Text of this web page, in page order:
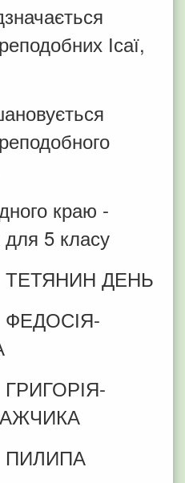
Ісаї,
краю -
для 5 класу
ТЕТЯНИН ДЕНЬ
ФЕДОСІЯ-
ПИЛИПА